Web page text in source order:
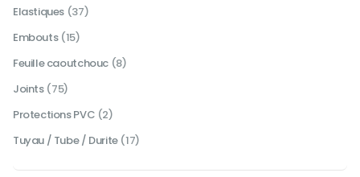
Elastiques (37)
Embouts (15)
Feuille caoutchouc (8)
Joints (75)
Protections PVC (2)
Tuyau / Tube / Durite (17)